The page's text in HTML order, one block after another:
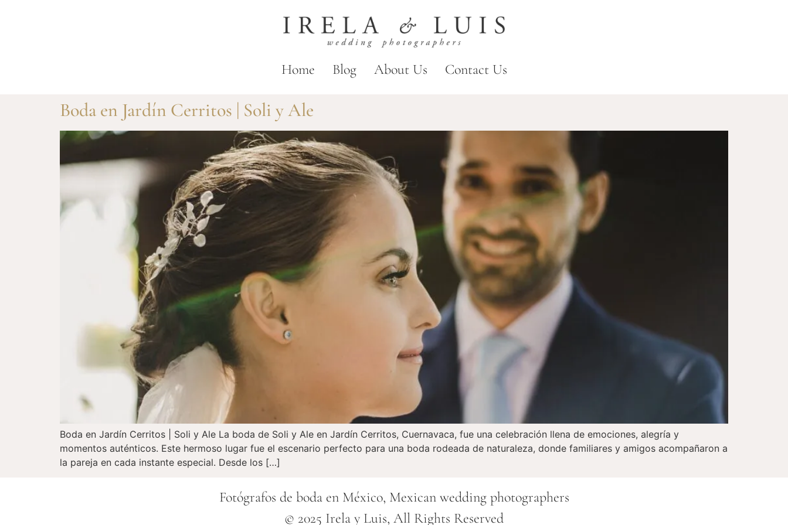
Home Blog About Us Contact Us
Boda en Jardín Cerritos | Soli y Ale
Boda en Jardín Cerritos | Soli y Ale La boda de Soli y Ale en Jardín Cerritos, Cuernavaca, fue una celebración llena de emociones, alegría y
momentos auténticos. Este hermoso lugar fue el escenario perfecto para una boda rodeada de naturaleza, donde familiares y amigos acompañaron a
la pareja en cada instante especial. Desde los […]
Fotógrafos de boda en México, Mexican wedding photographers
© 2025 Irela y Luis, All Rights Reserved